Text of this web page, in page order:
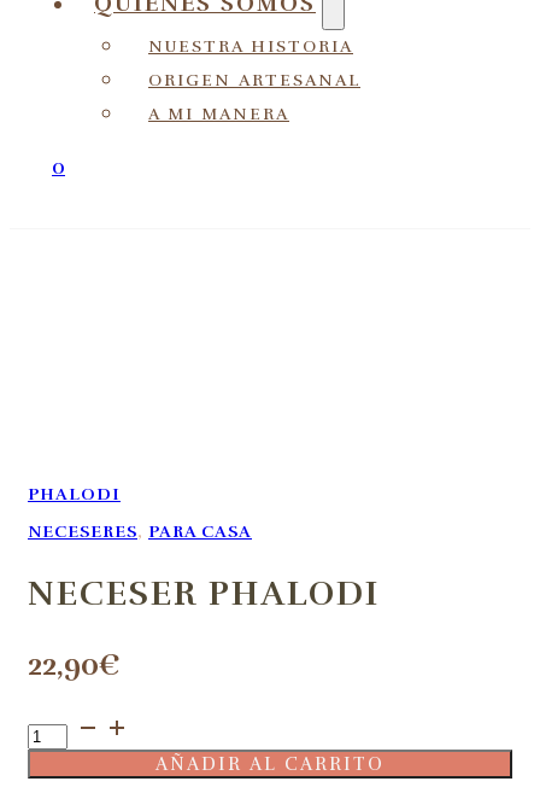
NUESTRA HISTORIA
ORIGEN ARTESANAL
A MI MANERA
0
PHALODI
NECESERES, PARA CASA
NECESER PHALODI
22,90€
Neceser
Phalodi
cantidad
AÑADIR AL CARRITO